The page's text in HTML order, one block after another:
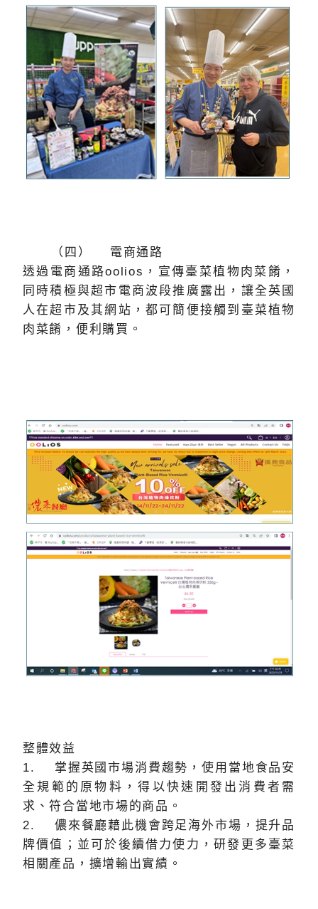
（四） 電商通路
透過電商通路oolios，宣傳臺菜植物肉菜餚，
同時積極與超市電商波段推廣露出，讓全英國
人在超市及其網站，都可簡便接觸到臺菜植物
肉菜餚，便利購買。
整體效益
1. 掌握英國市場消費趨勢，使用當地食品安
全規範的原物料，得以快速開發出消費者需
求、符合當地市場的商品。
2. 儂來餐廳藉此機會跨足海外市場，提升品
牌價值；並可於後續借力使力，研發更多臺菜
相關產品，擴增輸出實績。